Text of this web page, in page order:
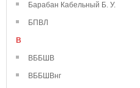
Барабан Кабельный Б. У.
БПВЛ
В
ВББШВ
ВББШВнг